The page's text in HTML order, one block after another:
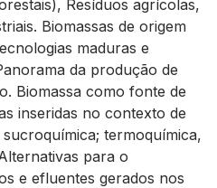
Resíduos agrícolas,
Biomassas de origem
maduras e
da produção de
Biomassa como fonte de
inseridas no contexto de
termoquímica,
para o
e efluentes gerados nos